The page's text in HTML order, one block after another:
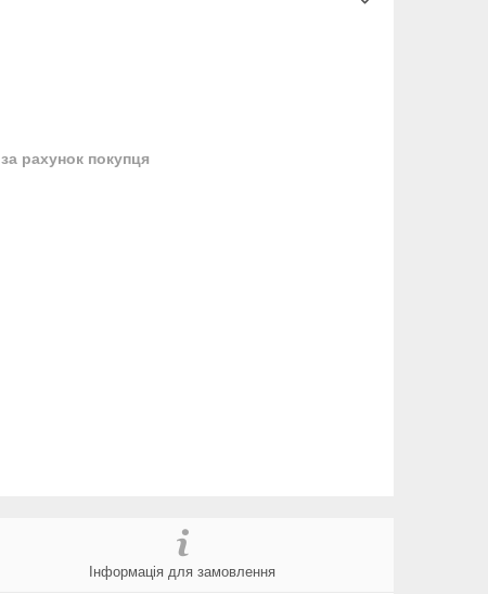
за рахунок покупця
Інформація для замовлення